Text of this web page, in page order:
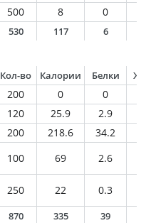
500 8 0
530 117 6
Кол-во Калории Белки
200 0 0
120 25.9 2.9
200 218.6 34.2
100 69 2.6
250 22 0.3
870 335 39